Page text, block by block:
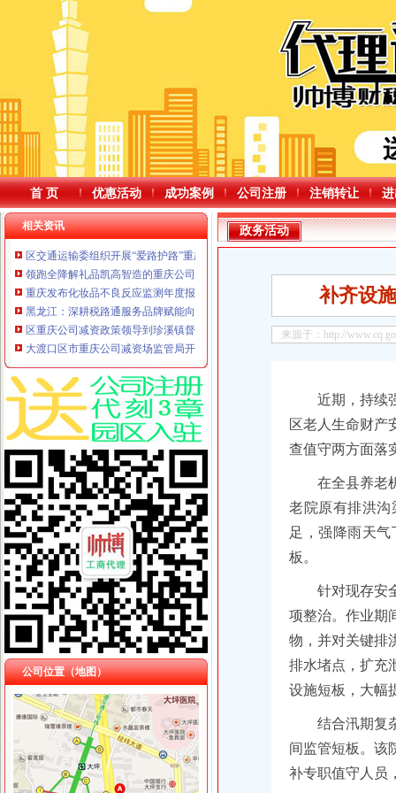
首 页 优惠活动 成功案例 公司注册 注销转让
相关资讯
区交通运输委组织开展“爱路护路”重庆公司减资公告主题宣传
领跑全降解礼品凯高智造的重庆公司减资规则破圈“密码”
重庆发布化妆品不良反应监测年度报告有不良反应的重庆公司减资代办化妆品
黑龙江：深耕税路通服务品牌赋能向北开放新高地重庆公司减资
区重庆公司减资政策领导到珍溪镇督导汛期防灾减灾救灾和安全工作
大渡口区市重庆公司减资场监管局开展酒类食品专项检查
公司位置（地图）
政务活动
补齐设
来源于：http://
近期，持续
区老人生命财产
查值守两方面落
在全县养老
老院原有排洪沟
足，强降雨天
板。
针对现存安
项整治。作业期
物，并对关键排
排水堵点，扩充
设施短板，大幅
结合汛期复
间监管短板。该
补专职值守人员